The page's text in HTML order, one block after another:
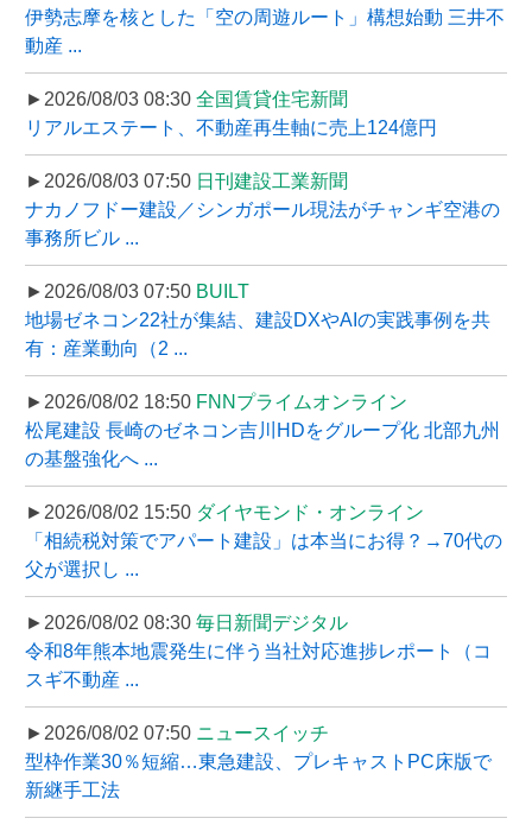
伊勢志摩を核とした「空の周遊ルート」構想始動 三井不
動産 ...
►2026/08/03 08:30 全国賃貸住宅新聞
リアルエステート、不動産再生軸に売上124億円
►2026/08/03 07:50 日刊建設工業新聞
ナカノフドー建設／シンガポール現法がチャンギ空港の
事務所ビル ...
►2026/08/03 07:50 BUILT
地場ゼネコン22社が集結、建設DXやAIの実践事例を共
有：産業動向（2 ...
►2026/08/02 18:50 FNNプライムオンライン
松尾建設 長崎のゼネコン吉川HDをグループ化 北部九州
の基盤強化へ ...
►2026/08/02 15:50 ダイヤモンド・オンライン
「相続税対策でアパート建設」は本当にお得？→70代の
父が選択し ...
►2026/08/02 08:30 毎日新聞デジタル
令和8年熊本地震発生に伴う当社対応進捗レポート（コ
スギ不動産 ...
►2026/08/02 07:50 ニュースイッチ
型枠作業30％短縮…東急建設、プレキャストPC床版で
新継手工法